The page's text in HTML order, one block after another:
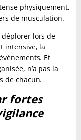
physiquement,
de musculation.
déplorer lors de
intensive, la
Et
n’a pas la
de chacun.
fortes